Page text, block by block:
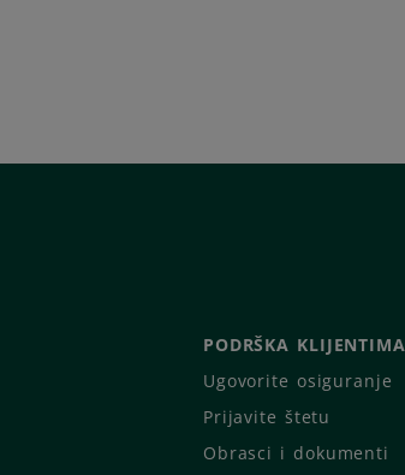
PODRŠKA KLIJENTIMA
Ugovorite osiguranje
Prijavite štetu
Obrasci i dokumenti